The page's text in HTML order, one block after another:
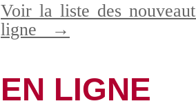
Voir la liste des
ligne
→
EN LIGNE